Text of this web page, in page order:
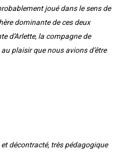
joué dans le sens de
dominante de ces deux
d’Arlette, la compagne de
plaisir que nous avions d’être
décontracté, très pédagogique